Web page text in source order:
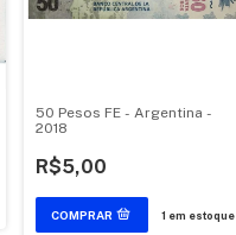
50 Pesos FE - Argentina -
2018
R$5,00
1 em estoque